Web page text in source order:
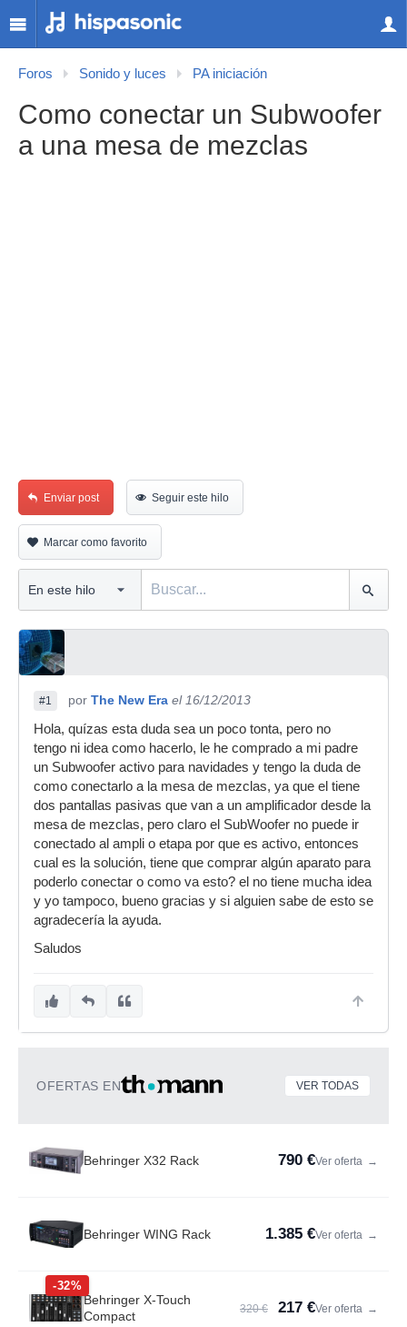
Foros Sonido y luces PA iniciación
Como conectar un Subwoofer
a una mesa de mezclas
Enviar post Seguir este hilo
Marcar como favorito
#1 por The New Era el 16/12/2013
Hola, quízas esta duda sea un poco tonta, pero no
tengo ni idea como hacerlo, le he comprado a mi padre
un Subwoofer activo para navidades y tengo la duda de
como conectarlo a la mesa de mezclas, ya que el tiene
dos pantallas pasivas que van a un amplificador desde la
mesa de mezclas, pero claro el SubWoofer no puede ir
conectado al ampli o etapa por que es activo, entonces
cual es la solución, tiene que comprar algún aparato para
poderlo conectar o como va esto? el no tiene mucha idea
y yo tampoco, bueno gracias y si alguien sabe de esto se
agradecería la ayuda.
Saludos
OFERTAS EN VER TODAS
Behringer X32 Rack 790 €Ver oferta →
Behringer WING Rack 1.385 €Ver oferta →
-32%
Behringer X-Touch
Compact
320 € 217 €Ver oferta →